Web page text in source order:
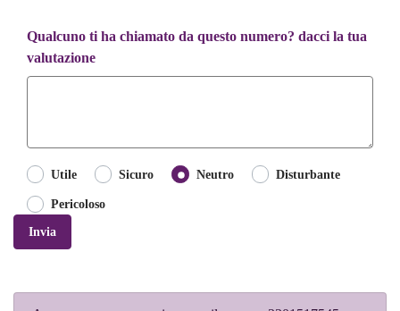
Qualcuno ti ha chiamato da questo numero? dacci la tua
valutazione
Utile Sicuro Neutro Disturbante
Pericoloso
Invia